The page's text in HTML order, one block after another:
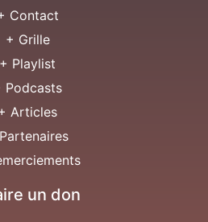
Contact
+ Grille
+ Playlist
Podcasts
Articles
un don